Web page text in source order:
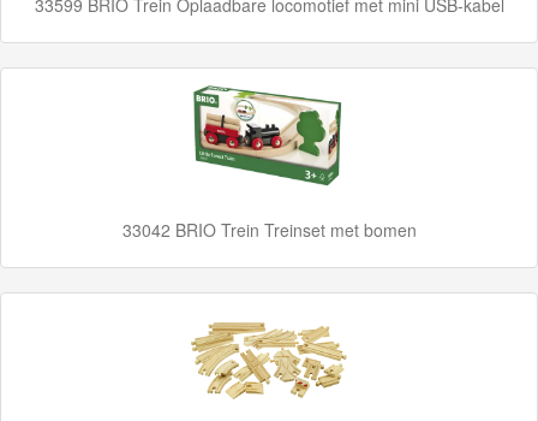
Trackmaster
Push
hout
33599 BRIO Trein Oplaadbare locomotief met mini USB-kabel
33042 BRIO Trein Treinset met bomen